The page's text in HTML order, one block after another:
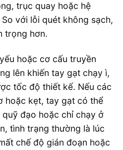
trục quay hoặc hệ
với lỗi quét không sạch,
trọng hơn.
hoặc cơ cấu truyền
lên khiến tay gạt chạy ì,
tốc độ thiết kế. Nếu các
hoặc kẹt, tay gạt có thể
đạo hoặc chỉ chạy ở
tình trạng thường là lúc
chế độ gián đoạn hoặc